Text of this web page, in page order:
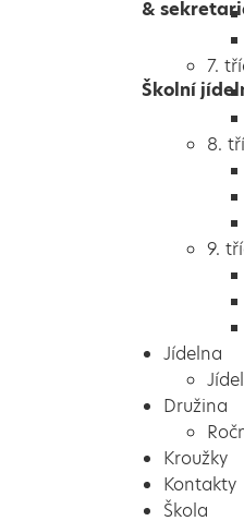
7.
8.
9.
Jídelna
Družina
Kroužky
Kontakty
Škola
&
Školní